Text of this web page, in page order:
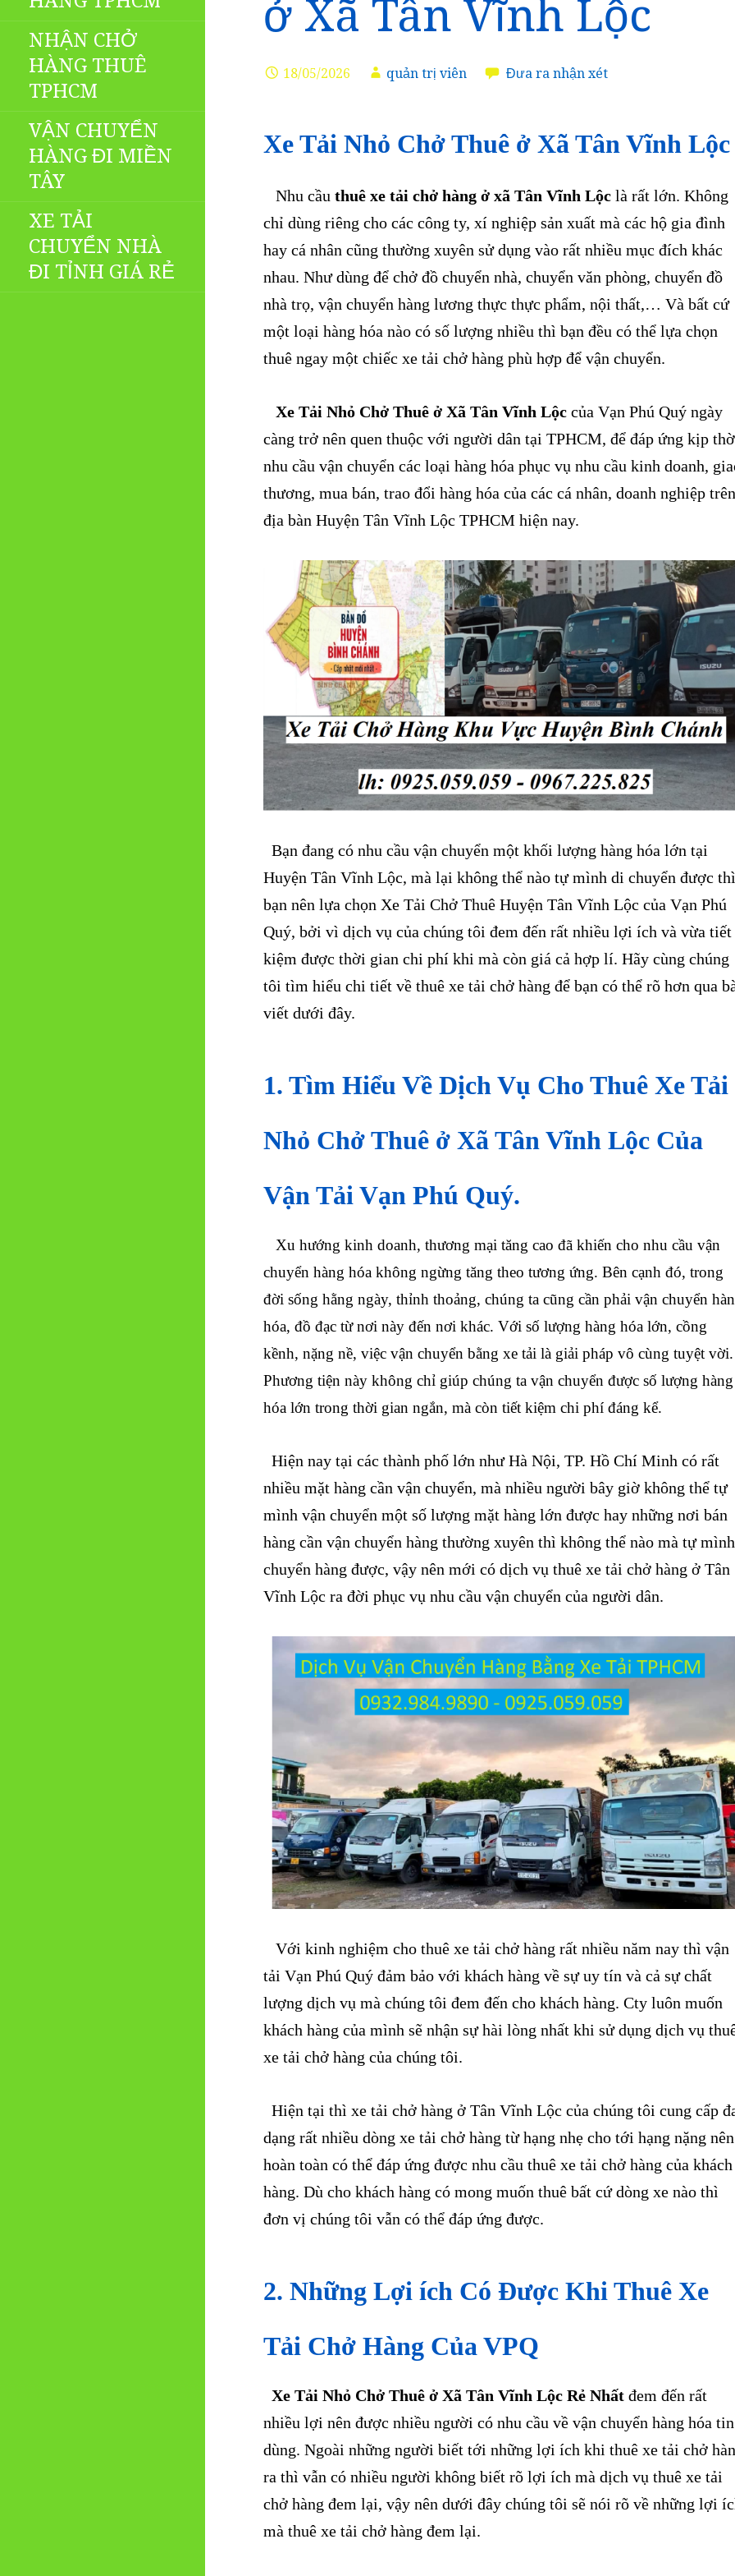
NHẬN CHỞ
HÀNG THUÊ
TPHCM
VẬN CHUYỂN
HÀNG ĐI MIỀN
TÂY
XE TẢI
CHUYỂN NHÀ
ĐI TỈNH GIÁ RẺ
ở Xã Tân Vĩnh Lộc
18/05/2026 quản trị viên Đưa ra nhận xét
Xe Tải Nhỏ Chở Thuê ở Xã Tân Vĩnh
Nhu cầu thuê xe tải chở hàng ở xã Tân Vĩnh Lộc là rất lớn. Không
chỉ dùng riêng cho các công ty, xí nghiệp sản xuất mà các hộ gia đình
hay cá nhân cũng thường xuyên sử dụng vào rất nhiều mục đích khác
nhau. Như dùng để chở đồ chuyển nhà, chuyển văn phòng, chuyển đồ
nhà trọ, vận chuyển hàng lương thực thực phẩm, nội thất,… Và bất cứ
một loại hàng hóa nào có số lượng nhiều thì bạn đều có thể lựa chọn
thuê ngay một chiếc xe tải chở hàng phù hợp để vận chuyển.
Xe Tải Nhỏ Chở Thuê ở Xã Tân Vĩnh Lộc của Vạn Phú Quý ngày
càng trở nên quen thuộc với người dân tại TPHCM, để đáp ứng kịp
nhu cầu vận chuyển các loại hàng hóa phục vụ nhu cầu kinh doanh,
thương, mua bán, trao đổi hàng hóa của các cá nhân, doanh nghiệp trên
địa bàn Huyện Tân Vĩnh Lộc TPHCM hiện nay.
Bạn đang có nhu cầu vận chuyển một khối lượng hàng hóa lớn tại
Huyện Tân Vĩnh Lộc, mà lại không thể nào tự mình di chuyển được thì
bạn nên lựa chọn Xe Tải Chở Thuê Huyện Tân Vĩnh Lộc của Vạn Phú
Quý, bởi vì dịch vụ của chúng tôi đem đến rất nhiều lợi ích và vừa tiết
kiệm được thời gian chi phí khi mà còn giá cả hợp lí. Hãy cùng chúng
tôi tìm hiểu chi tiết về thuê xe tải chở hàng để bạn có thể rõ hơn qua
viết dưới đây.
1. Tìm Hiểu Về Dịch Vụ Cho Thuê Xe Tải
Nhỏ Chở Thuê ở Xã Tân Vĩnh Lộc Của
Vận Tải Vạn Phú Quý.
Xu hướng kinh doanh, thương mại tăng cao đã khiến cho nhu cầu vận
chuyển hàng hóa không ngừng tăng theo tương ứng. Bên cạnh đó, trong
đời sống hằng ngày, thỉnh thoảng, chúng ta cũng cần phải vận chuyển
hóa, đồ đạc từ nơi này đến nơi khác. Với số lượng hàng hóa lớn, cồng
kềnh, nặng nề, việc vận chuyển bằng xe tải là giải pháp vô cùng tuyệt vời.
Phương tiện này không chỉ giúp chúng ta vận chuyển được số lượng hàng
hóa lớn trong thời gian ngắn, mà còn tiết kiệm chi phí đáng kể.
Hiện nay tại các thành phố lớn như Hà Nội, TP. Hồ Chí Minh có rất
nhiều mặt hàng cần vận chuyển, mà nhiều người bây giờ không thể tự
mình vận chuyển một số lượng mặt hàng lớn được hay những nơi bán
hàng cần vận chuyển hàng thường xuyên thì không thể nào mà tự mình
chuyển hàng được, vậy nên mới có dịch vụ thuê xe tải chở hàng ở Tân
Vĩnh Lộc ra đời phục vụ nhu cầu vận chuyển của người dân.
Với kinh nghiệm cho thuê xe tải chở hàng rất nhiều năm nay thì vận
tải Vạn Phú Quý đảm bảo với khách hàng về sự uy tín và cả sự chất
lượng dịch vụ mà chúng tôi đem đến cho khách hàng. Cty luôn muốn
khách hàng của mình sẽ nhận sự hài lòng nhất khi sử dụng dịch vụ
xe tải chở hàng của chúng tôi.
Hiện tại thì xe tải chở hàng ở Tân Vĩnh Lộc của chúng tôi cung cấp
dạng rất nhiều dòng xe tải chở hàng từ hạng nhẹ cho tới hạng nặng nên
hoàn toàn có thể đáp ứng được nhu cầu thuê xe tải chở hàng của khách
hàng. Dù cho khách hàng có mong muốn thuê bất cứ dòng xe nào thì
đơn vị chúng tôi vẫn có thể đáp ứng được.
2. Những Lợi ích Có Được Khi Thuê Xe
Tải Chở Hàng Của VPQ
Xe Tải Nhỏ Chở Thuê ở Xã Tân Vĩnh Lộc Rẻ Nhất đem đến rất
nhiều lợi nên được nhiều người có nhu cầu về vận chuyển hàng hóa tin
dùng. Ngoài những người biết tới những lợi ích khi thuê xe tải chở
ra thì vẫn có nhiều người không biết rõ lợi ích mà dịch vụ thuê xe tải
chở hàng đem lại, vậy nên dưới đây chúng tôi sẽ nói rõ về những lợi
mà thuê xe tải chở hàng đem lại.